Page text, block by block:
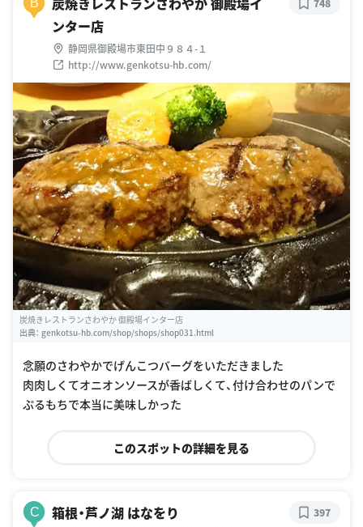
ンター店
静岡県御殿場市東田中９８４-１
http://www.genkotsu-hb.com/
748
炭焼きレストランさわやか 御殿場インター店
出典： genkotsu-hb.com/shop/shops/shop031.html
念願のさわやかでげんこつバーグをいただきました
肉肉しくてオニオンソースが香ばしくて、付け合わせのパンで
ぷるもちで本当に美味しかった
このスポットの詳細を見る
C 箱根・芦ノ湖 はなをり 397